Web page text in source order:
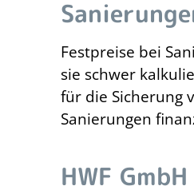
Festpreise bei
sie schwer
für die Sicherung
Sanierungen
HWF